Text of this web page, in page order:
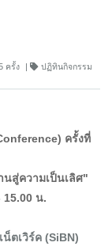
ครั้ง ปฏิทินกิจกรรม
ครั้งที่
นสู่ความเป็นเลิศ"
15.00 น.
ตเวิร์ค (SiBN)